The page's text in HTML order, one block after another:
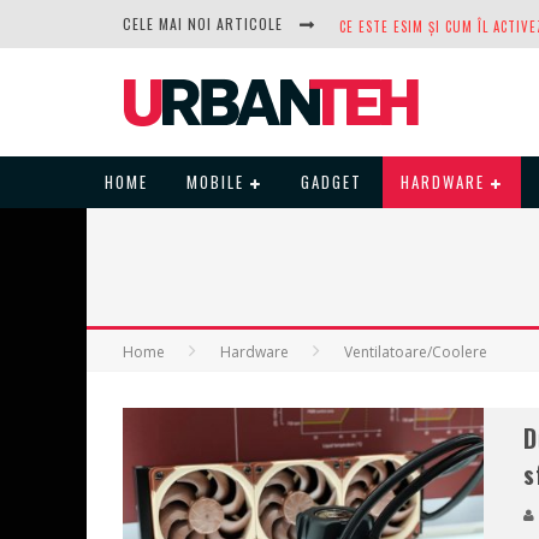
CELE MAI NOI ARTICOLE
DUPĂ ANI DE REFUZURI,
HOME MOBILE GADGET HARDWARE
Home Hardware Ventilatoare/Coolere